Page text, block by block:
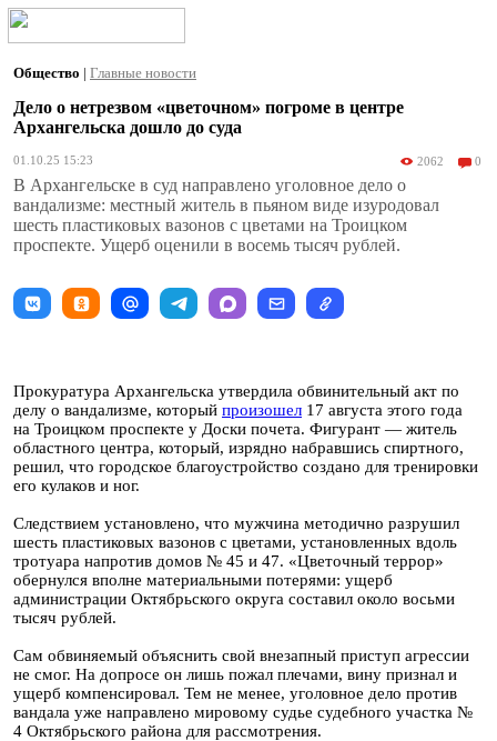
Общество | Главные новости
Дело о нетрезвом «цветочном» погроме в центре
Архангельска дошло до суда
01.10.25 15:23 2062 0
В Архангельске в суд направлено уголовное дело о
вандализме: местный житель в пьяном виде изуродовал
шесть пластиковых вазонов с цветами на Троицком
проспекте. Ущерб оценили в восемь тысяч рублей.
Прокуратура Архангельска утвердила обвинительный акт по
делу о вандализме, который произошел 17 августа этого года
на Троицком проспекте у Доски почета. Фигурант — житель
областного центра, который, изрядно набравшись спиртного,
решил, что городское благоустройство создано для тренировки
его кулаков и ног.
Следствием установлено, что мужчина методично разрушил
шесть пластиковых вазонов с цветами, установленных вдоль
тротуара напротив домов № 45 и 47. «Цветочный террор»
обернулся вполне материальными потерями: ущерб
администрации Октябрьского округа составил около восьми
тысяч рублей.
Сам обвиняемый объяснить свой внезапный приступ агрессии
не смог. На допросе он лишь пожал плечами, вину признал и
ущерб компенсировал. Тем не менее, уголовное дело против
вандала уже направлено мировому судье судебного участка №
4 Октябрьского района для рассмотрения.